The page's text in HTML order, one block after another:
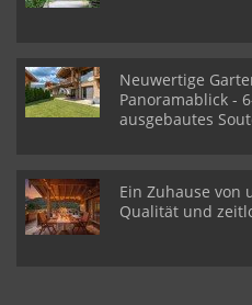
Neuwertige
Panoramablick -
ausgebautes
Ein Zuhause
Qualität und